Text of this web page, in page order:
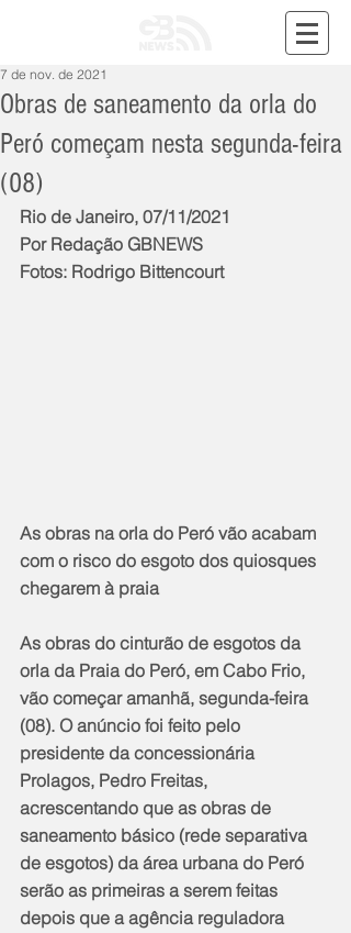
Obras de saneamento da orla do
Peró começam nesta segunda-feira
(08)
7 de nov. de 2021
Rio de Janeiro, 07/11/2021
Por Redação GBNEWS
Fotos: Rodrigo Bittencourt
As obras na orla do Peró vão acabam
com o risco do esgoto dos quiosques
chegarem à praia
As obras do cinturão de esgotos da
orla da Praia do Peró, em Cabo Frio,
vão começar amanhã, segunda-feira
(08). O anúncio foi feito pelo
presidente da concessionária
Prolagos, Pedro Freitas,
acrescentando que as obras de
saneamento básico (rede separativa
de esgotos) da área urbana do Peró
serão as primeiras a serem feitas
depois que a agência reguladora